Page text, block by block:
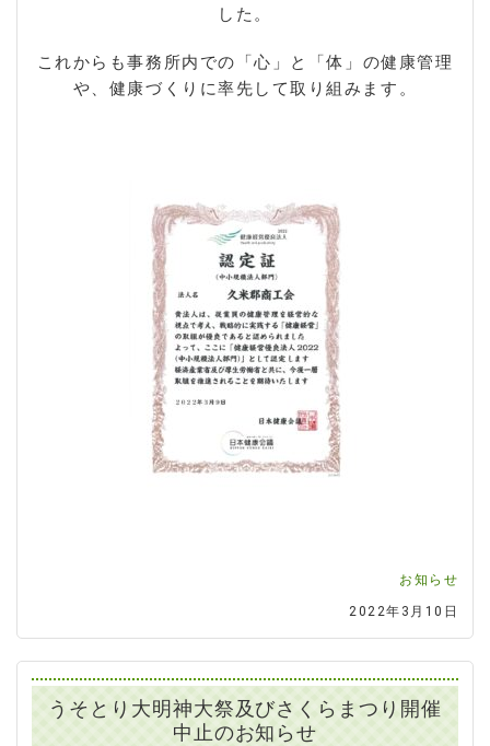
した。
これからも事務所内での「心」と「体」の健康管理
や、健康づくりに率先して取り組みます。
お知らせ
2022年3月10日
うそとり大明神大祭及びさくらまつり開催
中止のお知らせ